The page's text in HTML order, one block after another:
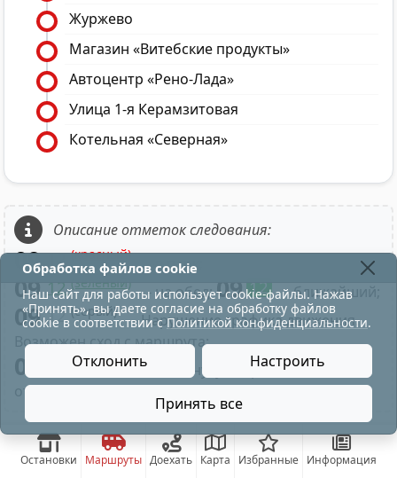
Остановки Маршруты Доехать Карта Избранные Информация
Журжево
Магазин «Витебские продукты»
Автоцентр «Рено-Лада»
Улица 1-я Керамзитовая
Котельная «Северная»
Описание отметок следования:
09 12(красный) - в парк;
09 12 (зелёный) - на обед;09 12 - ближайший;
09 12(серый)
- Нарушение графика движения.
Возможен сход с маршрута;
09
- Нажатие на минуту отправления
отображает время по рейсу маршрута;
Обработка файлов cookie
Наш сайт для работы использует cookie-файлы. Нажав
«Принять», вы даете согласие на обработку файлов
cookie в соответствии с Политикой конфиденциальности.
Отклонить Настроить
Принять все